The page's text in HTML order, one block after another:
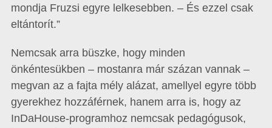
mondja Fruzsi egyre lelkesebben. – És ezzel csak
eltántorít.”
Nemcsak arra büszke, hogy minden
önkéntesükben – mostanra már százan vannak –
megvan az a fajta mély alázat, amellyel egyre több
gyerekhez hozzáférnek, hanem arra is, hogy az
InDaHouse-programhoz nemcsak pedagógusok,